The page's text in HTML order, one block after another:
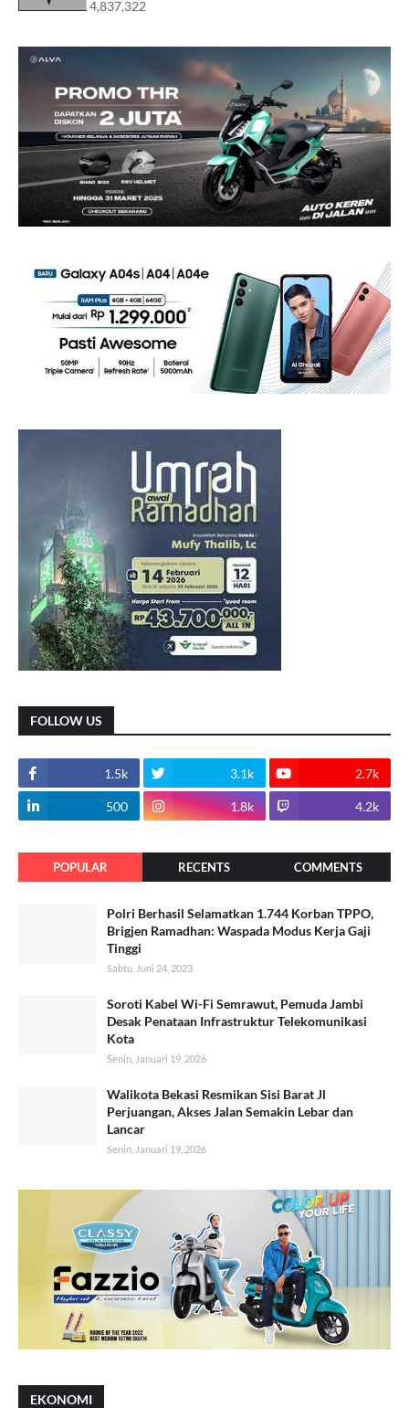
4,837,322
FOLLOW US
1.5k 3.1k 2.7k
500 1.8k 4.2k
POPULAR RECENTS COMMENTS
Polri Berhasil Selamatkan 1.744 Korban TPPO,
Brigjen Ramadhan: Waspada Modus Kerja Gaji
Tinggi
Sabtu, Juni 24, 2023
Soroti Kabel Wi-Fi Semrawut, Pemuda Jambi
Desak Penataan Infrastruktur Telekomunikasi
Kota
Senin, Januari 19, 2026
Walikota Bekasi Resmikan Sisi Barat Jl
Perjuangan, Akses Jalan Semakin Lebar dan
Lancar
Senin, Januari 19, 2026
EKONOMI